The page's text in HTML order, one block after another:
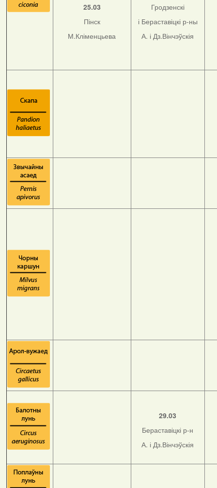
25.03
Пінск
М.Кліменцьева
Гродзенскі
і Бераставіцкі р-ны
А. і Дз.Вінчэўскія
29.03
Бераставіцкі р-н
А. і Дз.Вінчэўскія